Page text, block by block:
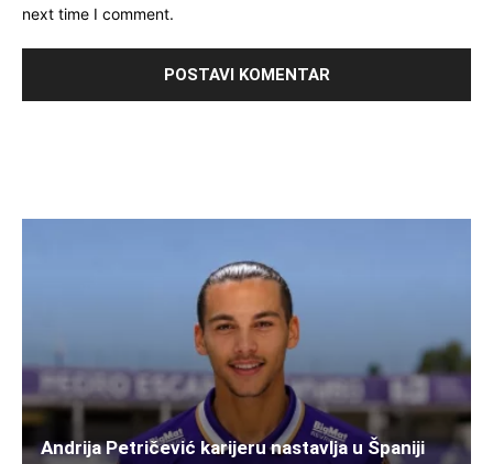
next time I comment.
Andrija Petričević karijeru nastavlja u Španiji